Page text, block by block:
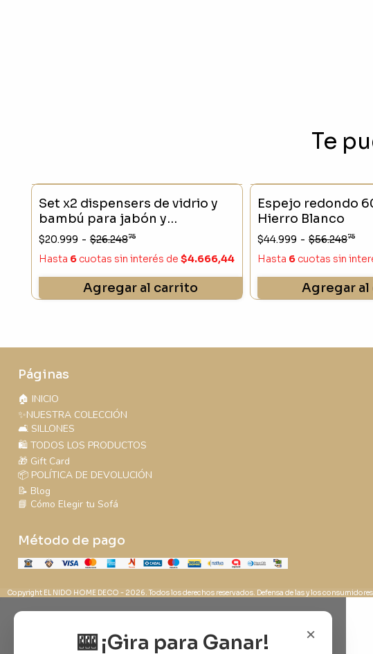
Te
Set x2 dispensers de vidrio y
bambú para jabón y
detergente
$20.999 - $26.24875
Hasta 6 cuotas sin interés de $4.666,44
Agregar al carrito
Espejo redondo
Hierro Blanco
$44.999 - $56.24875
Hasta 6 cuotas sin
Agregar
Páginas
🏠 INICIO
✨NUESTRA COLECCIÓN
🛋️ SILLONES
🛍️ TODOS LOS PRODUCTOS
🎁 Gift Card
📦 POLÍTICA DE DEVOLUCIÓN
📝 Blog
📘 Cómo Elegir tu Sofá
Método de pago
Copyright EL NIDO HOME DECO - 2026. Todos los derechos reservados. Defensa de las y los
×
🎰 ¡Gira para Ganar!